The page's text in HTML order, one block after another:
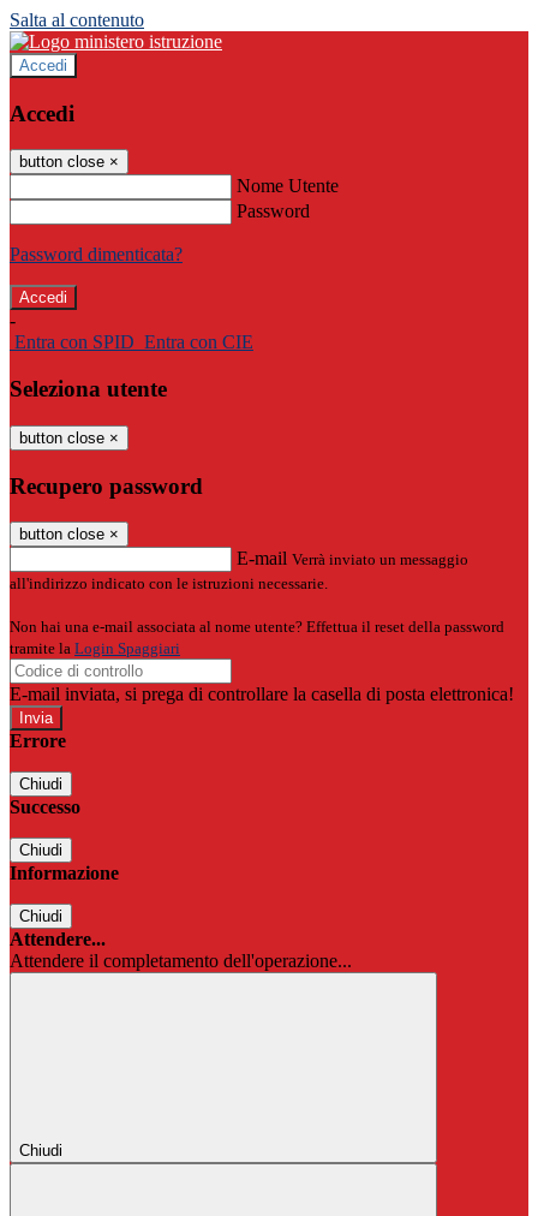
Salta al contenuto
Accedi
Accedi
button close ×
Nome Utente
Password
Password dimenticata?
-
Entra con SPID Entra con CIE
Seleziona utente
button close ×
Recupero password
button close ×
E-mail Verrà inviato un messaggio
all'indirizzo indicato con le istruzioni necessarie.
Non hai una e-mail associata al nome utente? Effettua il reset della password
tramite la Login Spaggiari
E-mail inviata, si prega di controllare la casella di posta elettronica!
Errore
Chiudi
Successo
Chiudi
Informazione
Chiudi
Attendere...
Attendere il completamento dell'operazione...
Chiudi